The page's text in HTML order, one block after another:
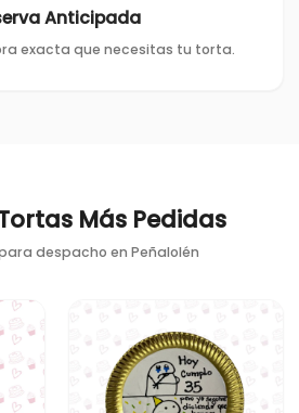
Anticipada
exacta que necesitas tu torta.
Más Pedidas
despacho en Peñalolén